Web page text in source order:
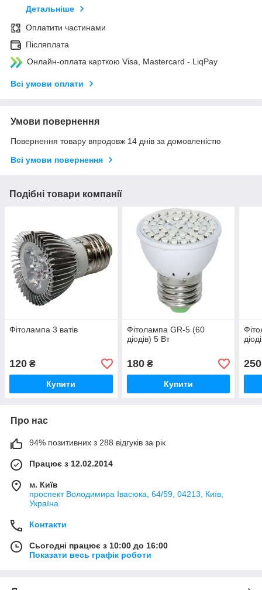
Детальніше
Оплатити частинами
Післяплата
Онлайн-оплата карткою Visa, Mastercard - LiqPay
Всі умови оплати
Умови повернення
Повернення товару впродовж 14 днів за домовленістю
Всі умови повернення
Подібні товари компанії
Фітолампа 3 ватів
120 ₴
Купити
Фітолампа GR-5 (60
діодів) 5 Вт
180₴
Купити
250
Про нас
94% позитивних з 288 відгуків за рік
Працює з 12.02.2014
м. Київ
проспект Володимира Івасюка, 64/59, 04213, Київ,
Україна
Контакти
Сьогодні працює з 10:00 до 16:00
Показати весь графік роботи